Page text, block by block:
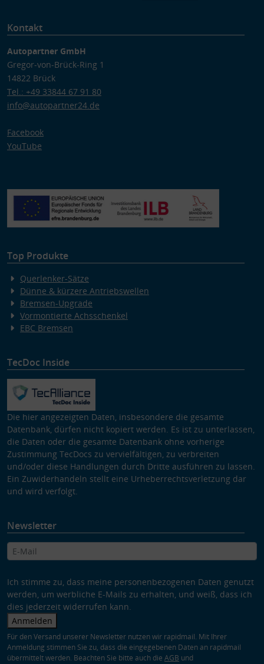
Kontakt
Autopartner GmbH
Gregor-von-Brück-Ring 1
14822 Brück
Tel.: +49 33844 67 91 80
info@autopartner24.de
Facebook
YouTube
Top Produkte
Querlenker-Sätze
Dünne & kürzere Antriebswellen
Bremsen-Upgrade
Vormontierte Achsschenkel
EBC Bremsen
TecDoc Inside
Die hier angezeigten Daten, insbesondere die gesamte
Datenbank, dürfen nicht kopiert werden. Es ist zu unterlassen,
die Daten oder die gesamte Datenbank ohne vorherige
Zustimmung TecDocs zu vervielfältigen, zu verbreiten
und/oder diese Handlungen durch Dritte ausführen zu lassen.
Ein Zuwiderhandeln stellt eine Urheberrechtsverletzung dar
und wird verfolgt.
Newsletter
Ich stimme zu, dass meine personenbezogenen Daten genutzt
werden, um werbliche E-Mails zu erhalten, und weiß, dass ich
dies jederzeit widerrufen kann.
Anmelden
Für den Versand unserer Newsletter nutzen wir rapidmail. Mit Ihrer
Anmeldung stimmen Sie zu, dass die eingegebenen Daten an rapidmail
übermittelt werden. Beachten Sie bitte auch die AGB und